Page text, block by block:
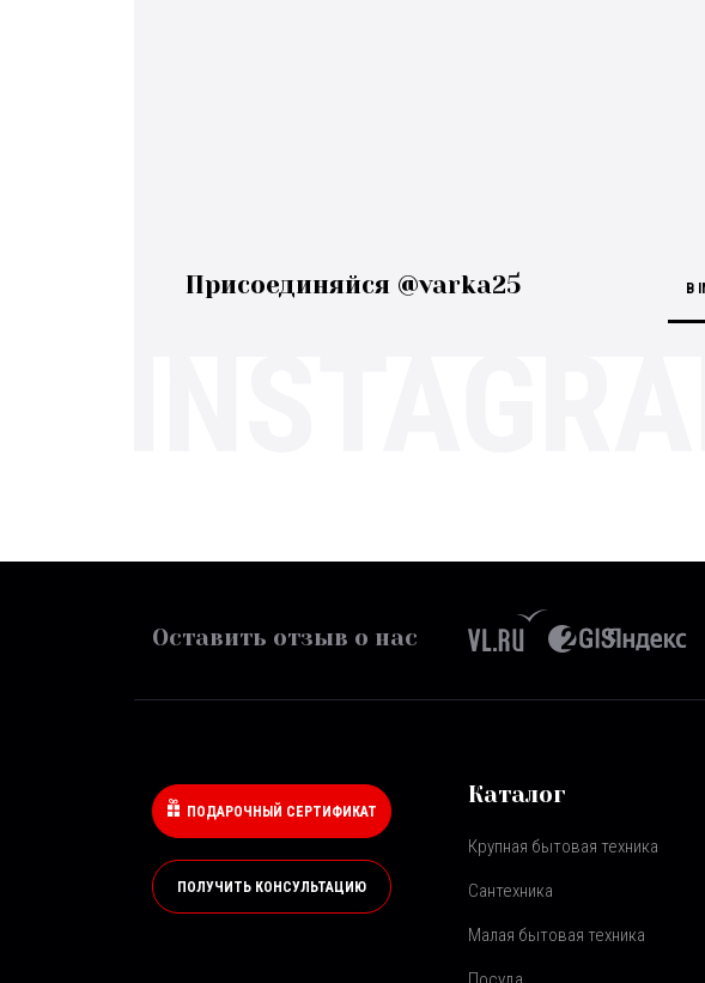
Присоединяйся @varka25 В
Оставить отзыв о нас
ПОДАРОЧНЫЙ СЕРТИФИКАТ
ПОЛУЧИТЬ КОНСУЛЬТАЦИЮ
Каталог
Крупная бытовая техника
Сантехника
Малая бытовая техника